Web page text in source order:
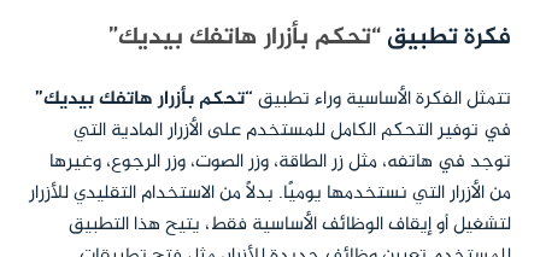
فكرة تطبيق“تحكم بأزرار هاتفك بيديك”
تتمثل الفكرة الأساسية وراء تطبيق“تحكم بأزرار هاتفك بيديك”
في توفير التحكم الكامل للمستخدم على الأزرار المادية التي
توجد في هاتفه، مثل زر الطاقة، وزر الصوت، وزر الرجوع، وغيرها
من الأزرار التي نستخدمها يوميًا. بدلاً من الاستخدام التقليدي للأزرار
لتشغيل أو إيقاف الوظائف الأساسية فقط، يتيح هذا التطبيق